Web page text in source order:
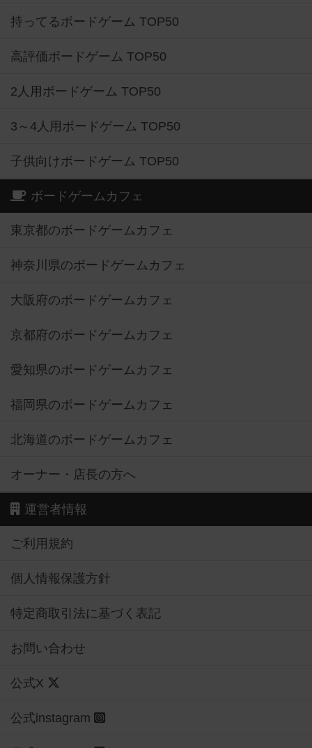
持ってるボードゲーム TOP50
高評価ボードゲーム TOP50
2人用ボードゲーム TOP50
3～4人用ボードゲーム TOP50
子供向けボードゲーム TOP50
ボードゲームカフェ
東京都のボードゲームカフェ
神奈川県のボードゲームカフェ
大阪府のボードゲームカフェ
京都府のボードゲームカフェ
愛知県のボードゲームカフェ
福岡県のボードゲームカフェ
北海道のボードゲームカフェ
オーナー・店長の方へ
運営者情報
ご利用規約
個人情報保護方針
特定商取引法に基づく表記
お問い合わせ
公式X
公式instagram